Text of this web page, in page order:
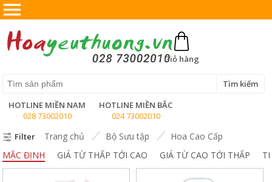
Tìm kiếm
HOTLINE MIỀN NAM
028 73002010
HOTLINE MIỀN BẮC
024 73002010
Giỏ hàng
Filter Trang chủ Bộ Sưu tập Hoa Cao Cấp
MẶC ĐỊNH GIÁ TỪ THẤP TỚI CAO GIÁ TỪ CAO TỚI THẤP